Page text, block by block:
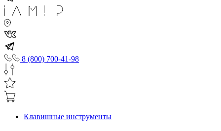
8 (800) 700-41-98
Клавишные инструменты